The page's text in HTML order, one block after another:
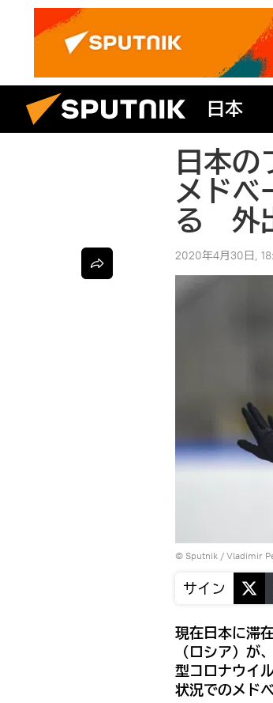
日本
日本の
メドベ
る 外
2020年4月30日,
© Sputnik / Vladimir
サイン
現在日本に滞
（ロシア）
型コロナウイ
状況でのメド